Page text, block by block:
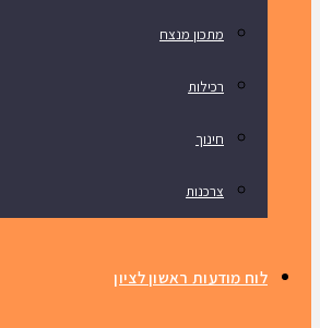
מתכון מנצח
רכילות
חינוך
צרכנות
לוח מודעות ראשון לציון